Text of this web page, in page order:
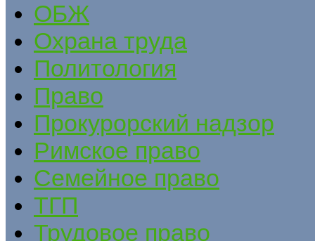
ОБЖ
Охрана труда
Политология
Право
Прокурорский надзор
Римское право
Семейное право
ТГП
Трудовое право